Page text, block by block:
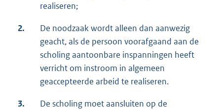
realiseren;
2.
De noodzaak wordt alleen dan aanwezig
geacht, als de persoon voorafgaand aan de
scholing aantoonbare inspanningen heeft
verricht om instroom in algemeen
geaccepteerde arbeid te realiseren.
3.
De scholing moet aansluiten op de